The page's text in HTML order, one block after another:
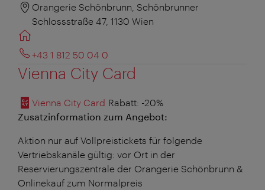
Orangerie Schönbrunn, Schönbrunner
Schlossstraße 47, 1130 Wien
+43 1 812 50 04 0
Vienna City Card
Vienna City Card Rabatt: -20%
Zusatzinformation zum Angebot:
Aktion nur auf Vollpreistickets für folgende
Vertriebskanäle gültig: vor Ort in der
Reservierungszentrale der Orangerie Schönbrunn &
Onlinekauf zum Normalpreis